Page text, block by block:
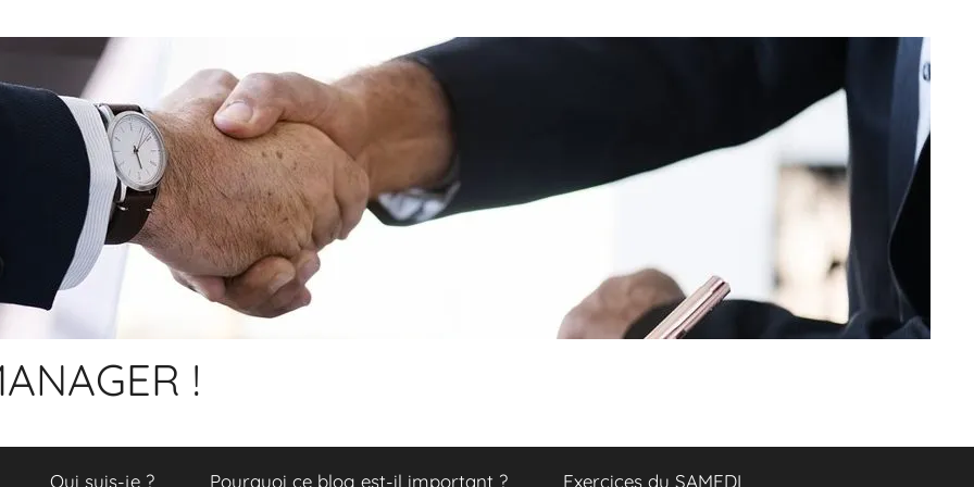
!
Qui suis-je ? Pourquoi ce blog est-il important ? Exercices du SAMEDI